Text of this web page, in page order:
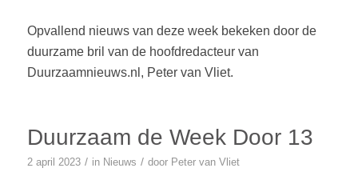
Opvallend nieuws van deze week bekeken door de
duurzame bril van de hoofdredacteur van
Duurzaamnieuws.nl, Peter van Vliet.
Duurzaam de Week Door 13
2 april 2023 / in Nieuws / door Peter van Vliet